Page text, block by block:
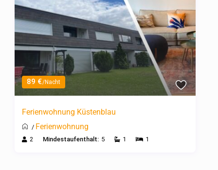
89 €/Nacht
Ferienwohnung Küstenblau
/ Ferienwohnung
2 Mindestaufenthalt: 5 1 1